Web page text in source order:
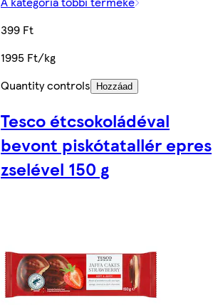
399 Ft
1995 Ft/kg
Quantity controls
Hozzáad
Tesco étcsokoládéval
bevont piskótatallér epres
zselével 150 g